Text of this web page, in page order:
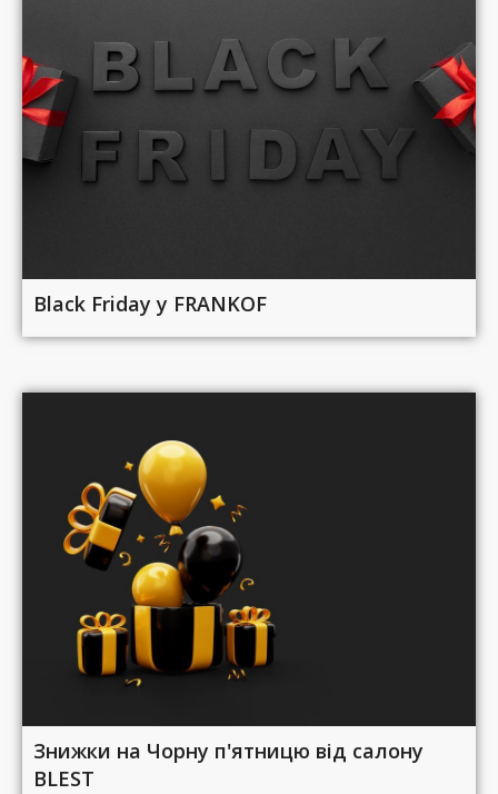
Black Friday у FRANKOF
Знижки на Чорну п'ятницю від салону
BLEST